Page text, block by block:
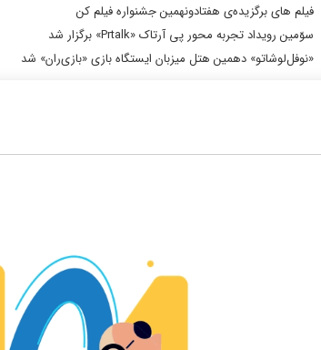
فیلم های برگزیده‌ی هفتادونهمین جشنواره فیلم کن
سوّمین رویداد تجربه محور پی آرتاک «Prtalk» برگزار شد
«نوفل‌لوشاتو» دهمین هتل میزبان ایستگاه بازی «بازی‌ران» شد